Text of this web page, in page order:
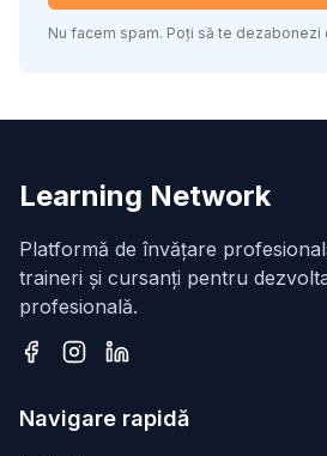
Nu facem spam. Poți să te dezabonezi
Learning Network
Platformă de învățare
traineri și cursanți pentru
profesională.
Navigare rapidă